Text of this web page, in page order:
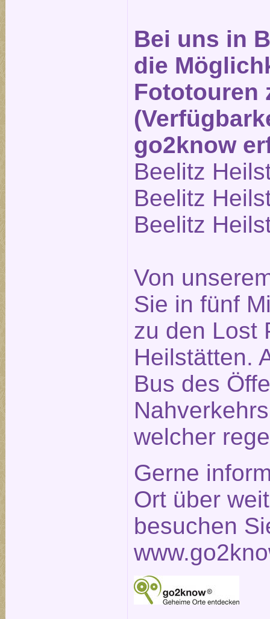
Bei uns in
die
Fototouren
go2know
Beelitz
Beelitz
Beelitz
Von
Sie in fünf
zu den Lost
Heilstätten.
Bus des
welcher
Gerne
Ort über
besuchen